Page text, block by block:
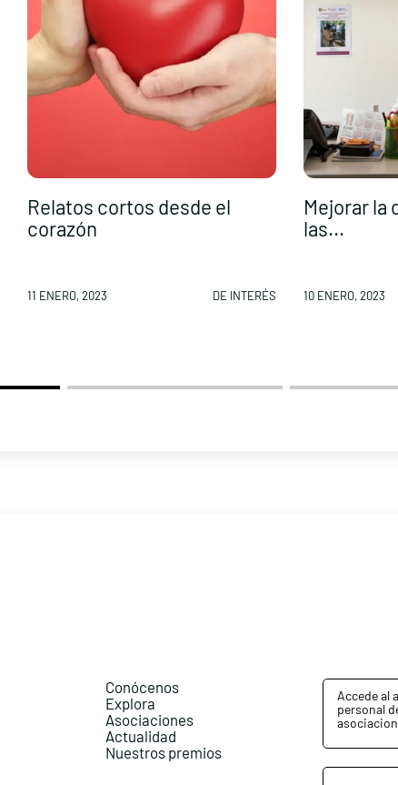
Relatos cortos desde el
corazón
11 ENERO, 2023 DE INTERÉS
Mejorar la
las...
10 ENERO, 2023
Conócenos
Explora
Asociaciones
Actualidad
Nuestros premios
Accede al
personal